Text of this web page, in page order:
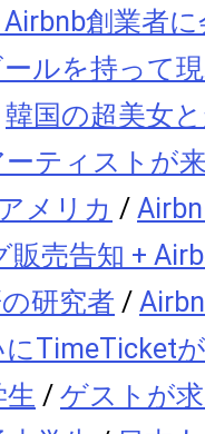
創業者
ルを持って
韓国の超美女
ティストが
メリカ /
売告知 +
研究者 /
にTimeTicket
/ ゲストが